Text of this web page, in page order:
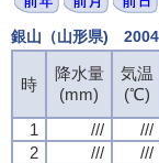
銀山（山形県) 2004
時
降水量
(mm)
気温
(℃)
1
/// ///
2
/// ///
時
降水量
(mm)
気温
(℃)
1
/// ///
2
/// ///
時
降水量
(mm)
気温
(℃)
1
/// ///
2
/// ///
時
降水量
(mm)
気温
(℃)
1
/// ///
2
/// ///